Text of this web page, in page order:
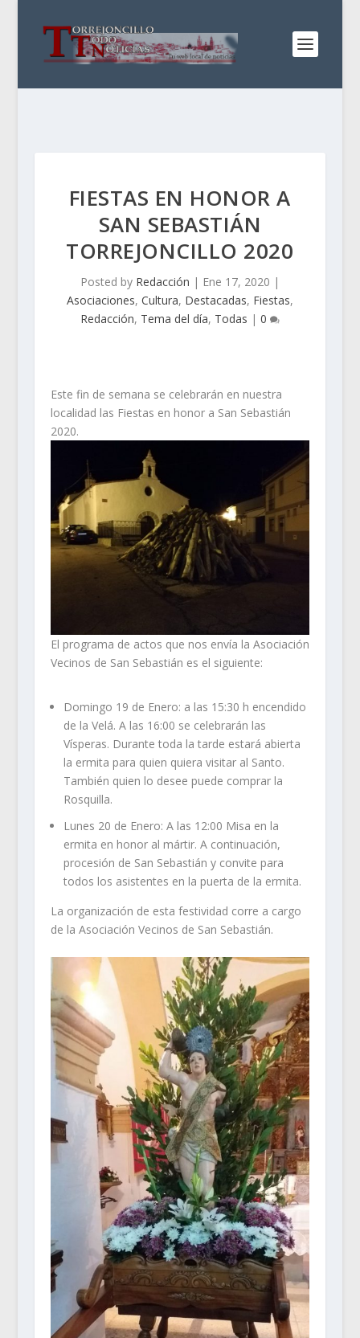
FIESTAS EN HONOR A
SAN SEBASTIÁN
TORREJONCILLO 2020
Posted by Redacción | Ene 17, 2020 |
Asociaciones, Cultura, Destacadas, Fiestas,
Redacción, Tema del día, Todas | 0
Este fin de semana se celebrarán en nuestra
localidad las Fiestas en honor a San Sebastián
2020.
El programa de actos que nos envía la Asociación
Vecinos de San Sebastián es el siguiente:
Domingo 19 de Enero: a las 15:30 h encendido
de la Velá. A las 16:00 se celebrarán las
Vísperas. Durante toda la tarde estará abierta
la ermita para quien quiera visitar al Santo.
También quien lo desee puede comprar la
Rosquilla.
Lunes 20 de Enero: A las 12:00 Misa en la
ermita en honor al mártir. A continuación,
procesión de San Sebastián y convite para
todos los asistentes en la puerta de la ermita.
La organización de esta festividad corre a cargo
de la Asociación Vecinos de San Sebastián.